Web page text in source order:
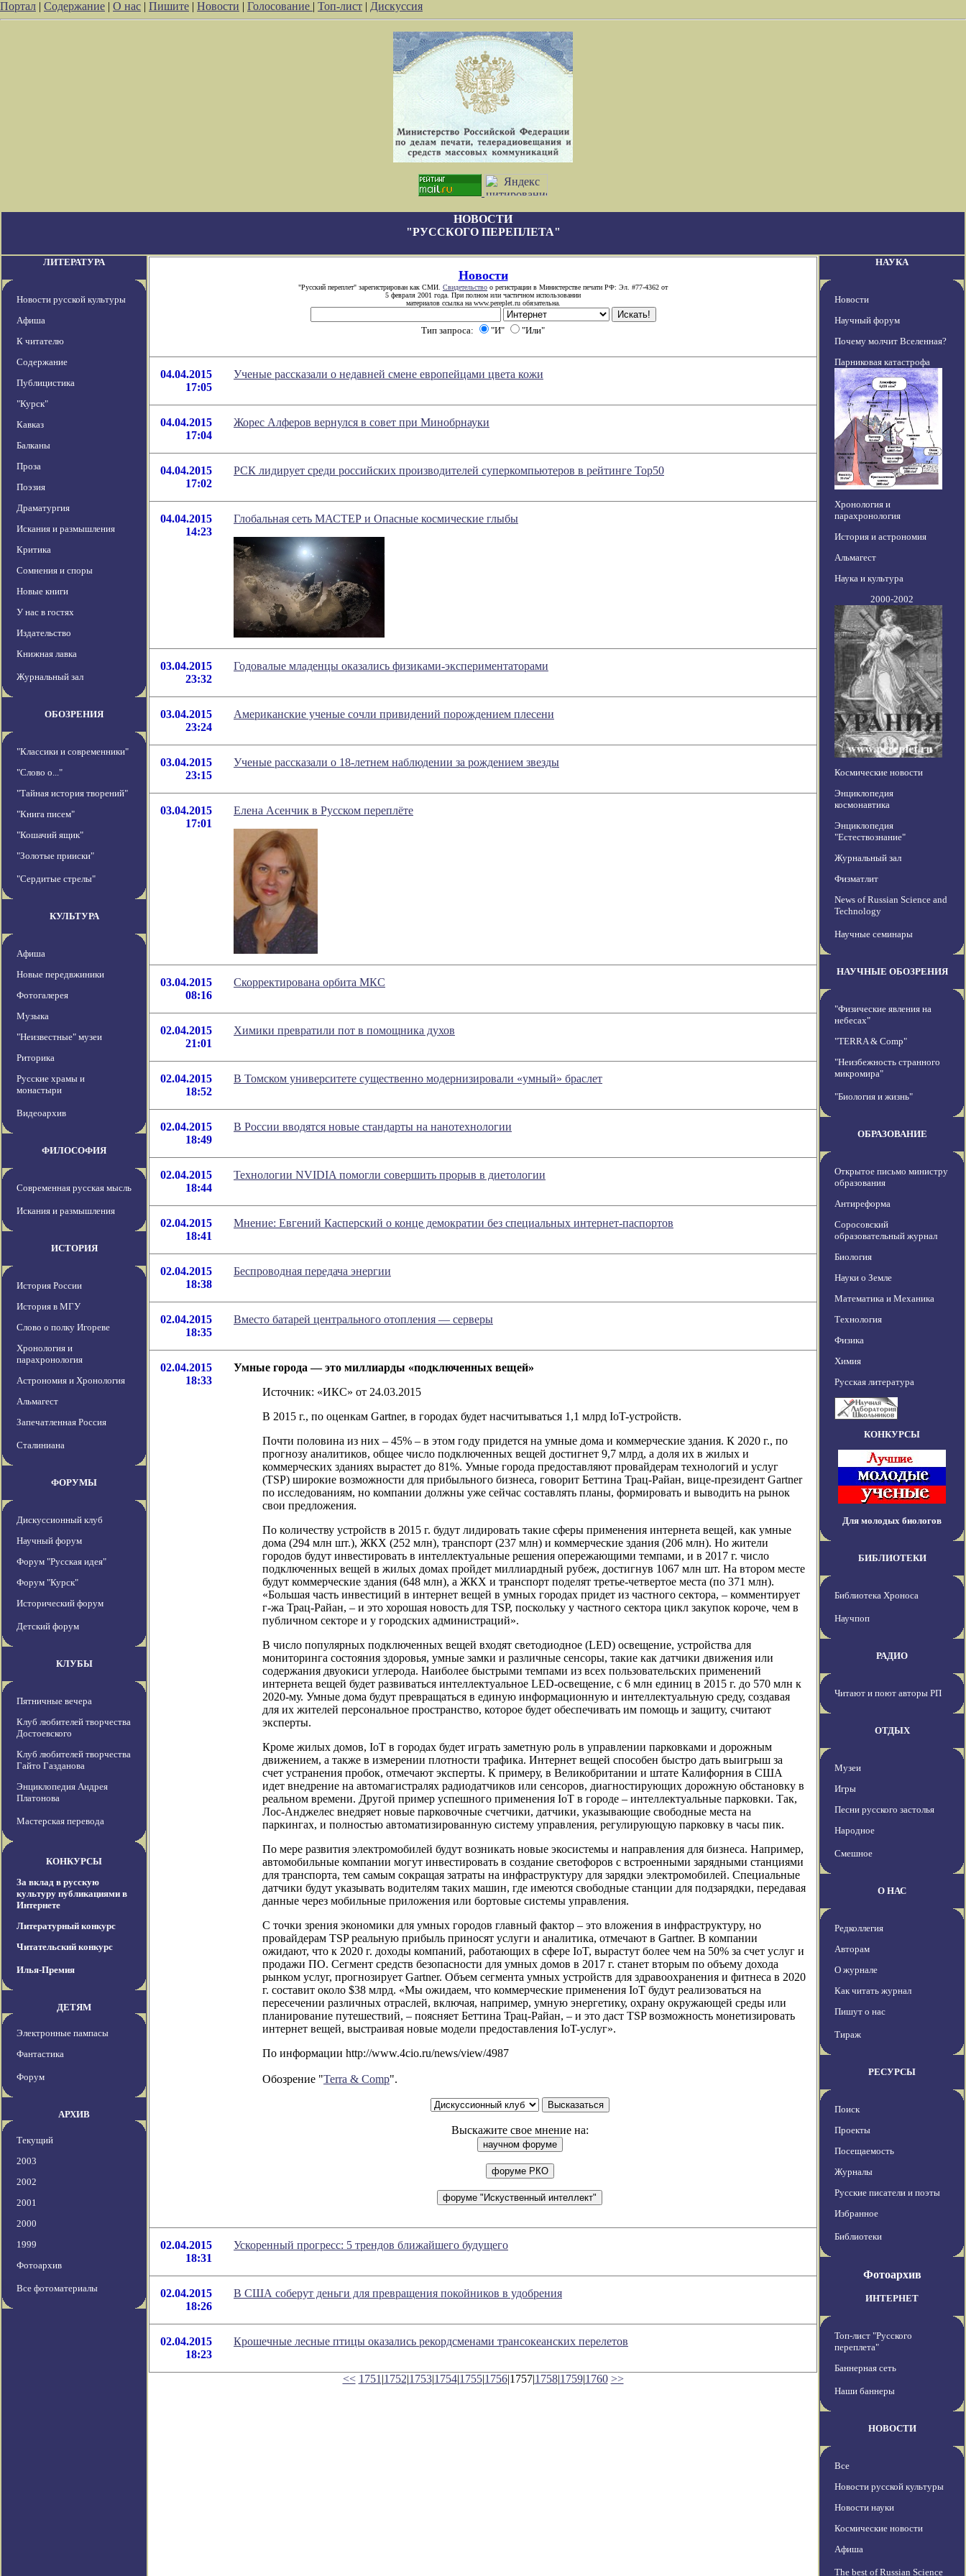
Портал | Содержание | О нас | Пишите | Новости | Голосование | Топ-лист | Дискуссия
НОВОСТИ
"РУССКОГО ПЕРЕПЛЕТА"
ЛИТЕРАТУРА
Новости русской культуры
Афиша
К читателю
Содержание
Публицистика
"Курск"
Кавказ
Балканы
Проза
Поэзия
Драматургия
Искания и размышления
Критика
Сомнения и споры
Новые книги
У нас в гостях
Издательство
Книжная лавка
Журнальный зал
ОБОЗРЕНИЯ
"Классики и современники"
"Слово о..."
"Тайная история творений"
"Книга писем"
"Кошачий ящик"
"Золотые прииски"
"Сердитые стрелы"
КУЛЬТУРА
Афиша
Новые передвжиники
Фотогалерея
Музыка
"Неизвестные" музеи
Риторика
Русские храмы и
монастыри
Видеоархив
ФИЛОСОФИЯ
Современная русская мысль
Искания и размышления
ИСТОРИЯ
История России
История в МГУ
Слово о полку Игореве
Хронология и
парахронология
Астрономия и Хронология
Альмагест
Запечатленная Россия
Сталиниана
ФОРУМЫ
Дискуссионный клуб
Научный форум
Форум "Русская идея"
Форум "Курск"
Исторический форум
Детский форум
КЛУБЫ
Пятничные вечера
Клуб любителей творчества
Достоевского
Клуб любителей творчества
Гайто Газданова
Энциклопедия Андрея
Платонова
Мастерская перевода
КОНКУРСЫ
За вклад в русскую
культуру публикациями в
Интернете
Литературный конкурс
Читательский конкурс
Илья-Премия
ДЕТЯМ
Электронные пампасы
Фантастика
Форум
АРХИВ
Текущий
2003
2002
2001
2000
1999
Фотоархив
Все фотоматериалы
Новости
"Русский переплет" зарегистрирован как СМИ. Свидетельство о регистрации в Министерстве печати РФ: Эл. #77-4362 от
5 февраля 2001 года. При полном или частичном использовании
материалов ссылка на www.pereplet.ru обязательна.
Тип запроса: "И" "Или"
04.04.2015
17:05
Ученые рассказали о недавней смене европейцами цвета кожи
04.04.2015
17:04
Жорес Алферов вернулся в совет при Минобрнауки
04.04.2015
17:02
РСК лидирует среди российских производителей суперкомпьютеров в рейтинге Top50
04.04.2015
14:23
Глобальная сеть МАСТЕР и Опасные космические глыбы
03.04.2015
23:32
Годовалые младенцы оказались физиками-экспериментаторами
03.04.2015
23:24
Американские ученые сочли привидений порождением плесени
03.04.2015
23:15
Ученые рассказали о 18-летнем наблюдении за рождением звезды
03.04.2015
17:01
Елена Асенчик в Русском переплёте
03.04.2015
08:16
Скорректирована орбита МКС
02.04.2015
21:01
Химики превратили пот в помощника духов
02.04.2015
18:52
В Томском университете существенно модернизировали «умный» браслет
02.04.2015
18:49
В России вводятся новые стандарты на нанотехнологии
02.04.2015
18:44
Технологии NVIDIA помогли совершить прорыв в диетологии
02.04.2015
18:41
Мнение: Евгений Касперский о конце демократии без специальных интернет-паспортов
02.04.2015
18:38
Беспроводная передача энергии
02.04.2015
18:35
Вместо батарей центрального отопления — серверы
02.04.2015
18:33
Умные города — это миллиарды «подключенных вещей»
Источник: «ИКС» от 24.03.2015
В 2015 г., по оценкам Gartner, в городах будет насчитываться 1,1 млрд IoT-устройств.
Почти половина из них – 45% – в этом году придется на умные дома и коммерческие здания. К 2020 г., по
прогнозу аналитиков, общее число подключенных вещей достигнет 9,7 млрд, а доля их в жилых и
коммерческих зданиях вырастет до 81%. Умные города предоставляют провайдерам технологий и услуг
(TSP) широкие возможности для прибыльного бизнеса, говорит Беттина Трац-Райан, вице-президент Gartner
по исследованиям, но компании должны уже сейчас составлять планы, формировать и выводить на рынок
свои предложения.
По количеству устройств в 2015 г. будут лидировать такие сферы применения интернета вещей, как умные
дома (294 млн шт.), ЖКХ (252 млн), транспорт (237 млн) и коммерческие здания (206 млн). Но жители
городов будут инвестировать в интеллектуальные решения опережающими темпами, и в 2017 г. число
подключенных вещей в жилых домах пройдет миллиардный рубеж, достигнув 1067 млн шт. На втором месте
будут коммерческие здания (648 млн), а ЖКХ и транспорт поделят третье-четвертое места (по 371 млн).
«Большая часть инвестиций в интернет вещей в умных городах придет из частного сектора, – комментирует
г-жа Трац-Райан, – и это хорошая новость для TSP, поскольку у частного сектора цикл закупок короче, чем в
публичном секторе и у городских администраций».
В число популярных подключенных вещей входят светодиодное (LED) освещение, устройства для
мониторинга состояния здоровья, умные замки и различные сенсоры, такие как датчики движения или
содержания двуокиси углерода. Наиболее быстрыми темпами из всех пользовательских применений
интернета вещей будет развиваться интеллектуальное LED-освещение, с 6 млн единиц в 2015 г. до 570 млн к
2020-му. Умные дома будут превращаться в единую информационную и интеллектуальную среду, создавая
для их жителей персональное пространство, которое будет обеспечивать им помощь и защиту, считают
эксперты.
Кроме жилых домов, IoT в городах будет играть заметную роль в управлении парковками и дорожным
движением, а также в измерении плотности трафика. Интернет вещей способен быстро дать выигрыш за
счет устранения пробок, отмечают эксперты. К примеру, в Великобритании и штате Калифорния в США
идет внедрение на автомагистралях радиодатчиков или сенсоров, диагностирующих дорожную обстановку в
реальном времени. Другой пример успешного применения IoT в городе – интеллектуальные парковки. Так,
Лос-Анджелес внедряет новые парковочные счетчики, датчики, указывающие свободные места на
паркингах, и полностью автоматизированную систему управления, регулирующую парковку в часы пик.
По мере развития электромобилей будут возникать новые экосистемы и направления для бизнеса. Например,
автомобильные компании могут инвестировать в создание светофоров с встроенными зарядными станциями
для транспорта, тем самым сокращая затраты на инфраструктуру для зарядки электромобилей. Специальные
датчики будут указывать водителям таких машин, где имеются свободные станции для подзарядки, передавая
данные через мобильные приложения или бортовые системы управления.
С точки зрения экономики для умных городов главный фактор – это вложения в инфраструктуру, но
провайдерам TSP реальную прибыль приносят услуги и аналитика, отмечают в Gartner. В компании
ожидают, что к 2020 г. доходы компаний, работающих в сфере IoT, вырастут более чем на 50% за счет услуг и
продажи ПО. Сегмент средств безопасности для умных домов в 2017 г. станет вторым по объему дохода
рынком услуг, прогнозирует Gartner. Объем сегмента умных устройств для здравоохранения и фитнеса в 2020
г. составит около $38 млрд. «Мы ожидаем, что коммерческие применения IoT будут реализоваться на
пересечении различных отраслей, включая, например, умную энергетику, охрану окружающей среды или
планирование путешествий, – поясняет Беттина Трац-Райан, – и это даст TSP возможность монетизировать
интернет вещей, выстраивая новые модели предоставления IoT-услуг».
По информации http://www.4cio.ru/news/view/4987
Обозрение "Terra & Comp".
Выскажите свое мнение на:
02.04.2015
18:31
Ускоренный прогресс: 5 трендов ближайшего будущего
02.04.2015
18:26
В США соберут деньги для превращения покойников в удобрения
02.04.2015
18:23
Крошечные лесные птицы оказались рекордсменами трансокеанских перелетов
<< 1751 |1752|1753|1754|1755|1756|1757|1758|1759|1760 >>
НАУКА
Новости
Научный форум
Почему молчит Вселенная?
Парниковая катастрофа
Хронология и
парахронология
История и астрономия
Альмагест
Наука и культура
2000-2002
Космические новости
Энциклопедия
космонавтика
Энциклопедия
"Естествознание"
Журнальный зал
Физматлит
News of Russian Science and
Technology
Научные семинары
НАУЧНЫЕ ОБОЗРЕНИЯ
"Физические явления на
небесах"
"TERRA & Comp"
"Неизбежность странного
микромира"
"Биология и жизнь"
ОБРАЗОВАНИЕ
Открытое письмо министру
образования
Антиреформа
Соросовский
образовательный журнал
Биология
Науки о Земле
Математика и Механика
Технология
Физика
Химия
Русская литература
КОНКУРСЫ
Для молодых биологов
БИБЛИОТЕКИ
Библиотека Хроноса
Научпоп
РАДИО
Читают и поют авторы РП
ОТДЫХ
Музеи
Игры
Песни русского застолья
Народное
Смешное
О НАС
Редколлегия
Авторам
О журнале
Как читать журнал
Пишут о нас
Тираж
РЕСУРСЫ
Поиск
Проекты
Посещаемость
Журналы
Русские писатели и поэты
Избранное
Библиотеки
Фотоархив
ИНТЕРНЕТ
Топ-лист "Русского
переплета"
Баннерная сеть
Наши баннеры
НОВОСТИ
Все
Новости русской культуры
Новости науки
Космические новости
Афиша
The best of Russian Science